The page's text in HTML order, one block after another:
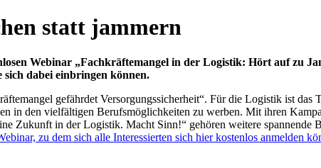
statt jammern
Webinar „Fachkräftemangel in der Logistik: Hört auf zu
sich dabei einbringen können.
gefährdet Versorgungssicherheit“. Für die Logistik ist das
in den vielfältigen Berufsmöglichkeiten zu werben. Mit ihren
Zukunft in der Logistik. Macht Sinn!“ gehören weitere spannende
zu dem sich alle Interessierten sich hier kostenlos anmelden